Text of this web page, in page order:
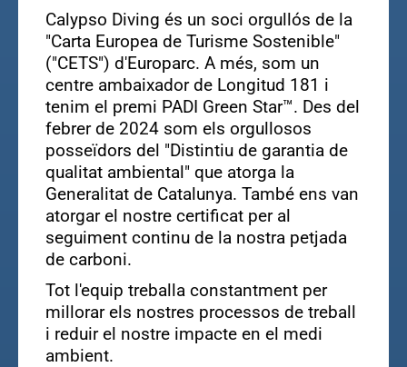
Calypso Diving és un soci orgullós de la
"Carta Europea de Turisme Sostenible"
("CETS") d'Europarc. A més, som un
centre ambaixador de Longitud 181 i
tenim el premi PADI Green Star™. Des del
febrer de 2024 som els orgullosos
posseïdors del "Distintiu de garantia de
qualitat ambiental" que atorga la
Generalitat de Catalunya. També ens van
atorgar el nostre certificat per al
seguiment continu de la nostra petjada
de carboni.
Tot l'equip treballa constantment per
millorar els nostres processos de treball
i reduir el nostre impacte en el medi
ambient.